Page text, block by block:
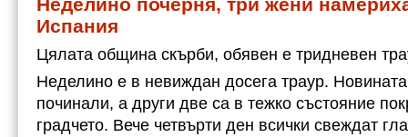
Испания
Цялата община скърби, обявен е тридневен
Неделино е в невиждан досега траур.
починали, а други две са в тежко състояние
градчето. Вече четвърти ден всички свеждат